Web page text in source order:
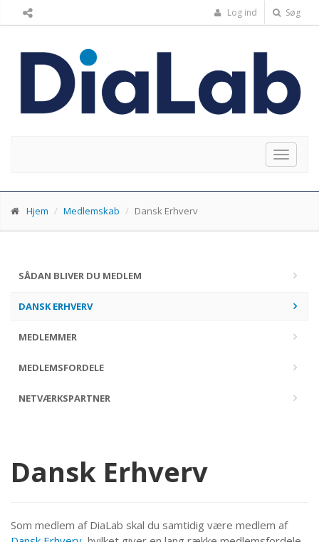
Log ind Søg
Toggle
Hjem Medlemskab Dansk Erhverv
SÅDAN BLIVER DU MEDLEM
DANSK ERHVERV
MEDLEMMER
MEDLEMSFORDELE
NETVÆRKSPARTNER
Dansk Erhverv
Som medlem af DiaLab skal du samtidig være medlem af